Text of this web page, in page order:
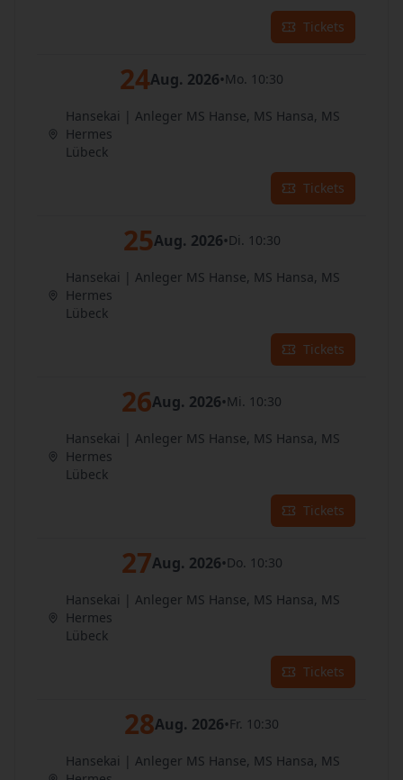
Tickets
24Aug. 2026•Mo. 10:30
Hansekai | Anleger MS Hanse, MS Hansa, MS
Hermes
Lübeck
Tickets
25Aug. 2026•Di. 10:30
Hansekai | Anleger MS Hanse, MS Hansa, MS
Hermes
Lübeck
Tickets
26Aug. 2026•Mi. 10:30
Hansekai | Anleger MS Hanse, MS Hansa, MS
Hermes
Lübeck
Tickets
27Aug. 2026•Do. 10:30
Hansekai | Anleger MS Hanse, MS Hansa, MS
Hermes
Lübeck
Tickets
28Aug. 2026•Fr. 10:30
Hansekai | Anleger MS Hanse, MS Hansa, MS